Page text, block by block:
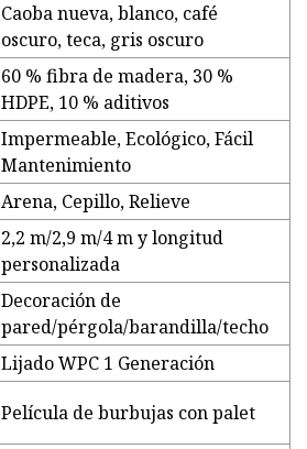
Caoba nueva, blanco, café
oscuro, teca, gris oscuro
60 % fibra de madera, 30 %
HDPE, 10 % aditivos
Impermeable, Ecológico, Fácil
Mantenimiento
Arena, Cepillo, Relieve
2,2 m/2,9 m/4 m y longitud
personalizada
Decoración de
pared/pérgola/barandilla/techo
Lijado WPC 1 Generación
Película de burbujas con palet